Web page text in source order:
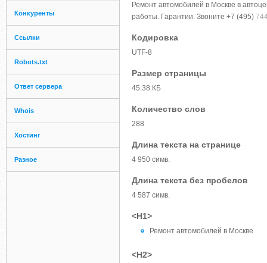
Конкуренты
Ссылки
Robots.txt
Ответ сервера
Whois
Хостинг
Разное
Ремонт автомобилей в Москве в
работы. Гарантии. Звоните +7 (495)
Кодировка
UTF-8
Размер страницы
45.38 КБ
Количество слов
288
Длина текста на странице
4 950 симв.
Длина текста без пробелов
4 587 симв.
<H1>
Ремонт автомобилей в Москве
<H2>